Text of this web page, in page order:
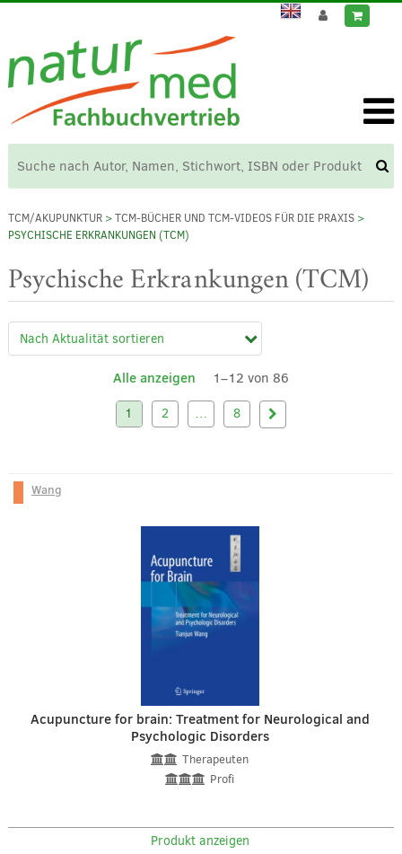
TCM/AKUPUNKTUR>TCM-BÜCHER UND TCM-VIDEOS FÜR DIE PRAXIS>
PSYCHISCHE ERKRANKUNGEN (TCM)
Psychische Erkrankungen (TCM)
Alle anzeigen 1–12 von 86
1 2 … 8
Wang
Acupuncture for brain: Treatment for Neurological and
Psychologic Disorders
Therapeuten
Profi
Produkt anzeigen